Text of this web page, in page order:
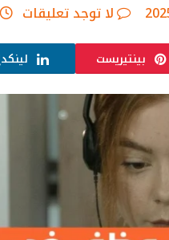
لا توجد تعليقات
بينتيريست